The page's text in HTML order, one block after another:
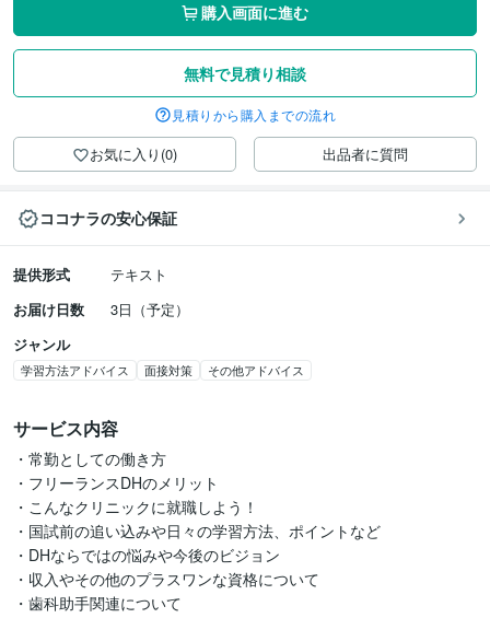
購入画面に進む
無料で見積り相談
見積りから購入までの流れ
お気に入り(0) 出品者に質問
ココナラの安心保証
提供形式
テキスト
お届け日数
3日（予定）
ジャンル
学習方法アドバイス 面接対策 その他アドバイス
サービス内容
・常勤としての働き方
・フリーランスDHのメリット
・こんなクリニックに就職しよう！
・国試前の追い込みや日々の学習方法、ポイントなど
・DHならではの悩みや今後のビジョン
・収入やその他のプラスワンな資格について
・歯科助手関連について